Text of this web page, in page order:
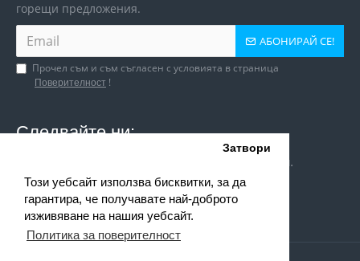
Този уебсайт използва бисквитки, за да
гарантира, че получавате най-доброто
изживяване на нашия уебсайт.
Политика за поверителност
Затвори
горещи предложения.
АБОНИРАЙ СЕ!
Прочел съм и съм съгласен с условията в страница
Поверителност !
Следвайте ни:
Следи ни и в социалните мрежи за игри и оферти.